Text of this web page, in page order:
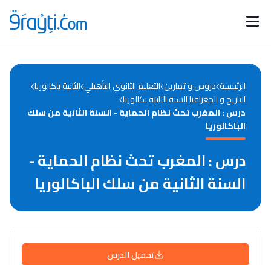
Catégories
d'actualités
Annonces bourses
الرئيسية دروس و تمارين التعليم الثانوي التأهيلي الثانية باكالوريا
التاريخ و الجغرافيا السنة الثانية بكالوريا
درس : المغرب تحث نظام الحمایة - السنة الثانية من سلك
الباكالوريا
درس : المغرب تحث نظام الحمایة -
السنة الثانية من سلك الباكالوريا
تحميل الدرس